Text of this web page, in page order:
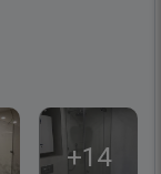
+14